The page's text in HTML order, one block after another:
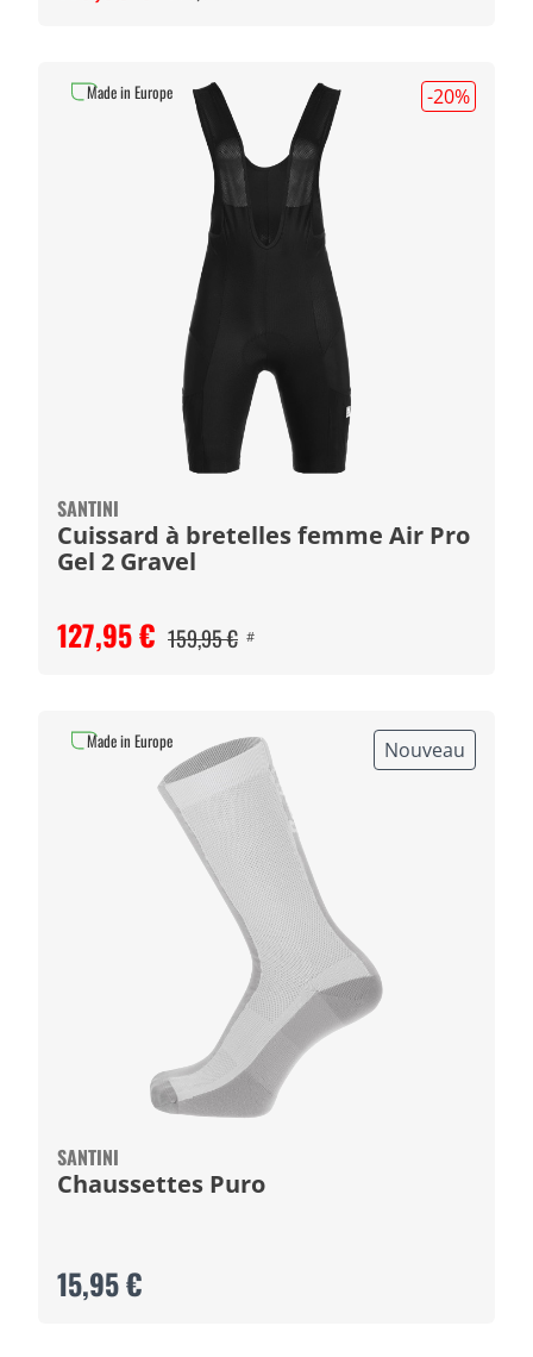
-20%
SANTINI
Cuissard à bretelles femme Air Pro
Gel 2 Gravel
127,95 € 159,95 € #
Made in Europe
Nouveau
SANTINI
Chaussettes Puro
15,95 €
Made in Europe